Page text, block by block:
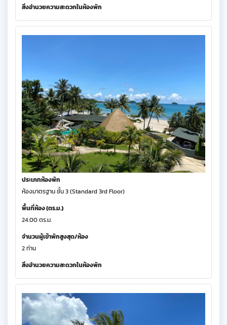
สิ่งอำนวยความสะดวกในห้องพัก
ประเภทห้องพัก
ห้องมาตรฐาน ชั้น 3 (Standard 3rd Floor)
พื้นที่ห้อง (ตร.ม.)
24.00 ตร.ม.
จำนวนผู้เข้าพักสูงสุด/ห้อง
2 ท่าน
สิ่งอำนวยความสะดวกในห้องพัก